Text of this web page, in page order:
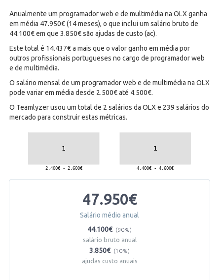
Anualmente um programador web e de multimédia na OLX ganha
em média 47.950€ (14 meses), o que inclui um salário bruto de
44.100€ em que 3.850€ são ajudas de custo (ac).
Este total é 14.437€ a mais que o valor ganho em média por
outros profissionais portugueses no cargo de programador web
e de multimédia.
O salário mensal de um programador web e de multimédia na OLX
pode variar em média desde 2.500€ até 4.500€.
O Teamlyzer usou um total de 2 salários da OLX e 239 salários do
mercado para construir estas métricas.
47.950€
Salário médio anual
44.100€ (90%)
salário bruto anual
3.850€ (10%)
ajudas custo anuais